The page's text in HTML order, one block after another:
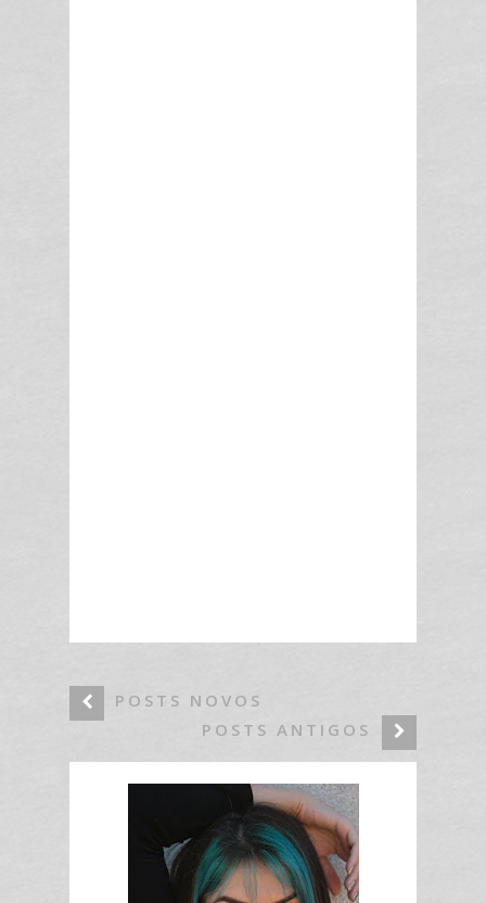
POSTS NOVOS
POSTS ANTIGOS